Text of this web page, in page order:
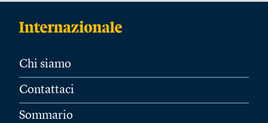
Chi siamo
Contattaci
Sommario